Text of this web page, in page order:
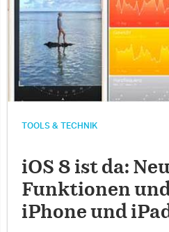
TOOLS & TECHNIK
iOS 8 ist da:
Funktionen
iPhone und